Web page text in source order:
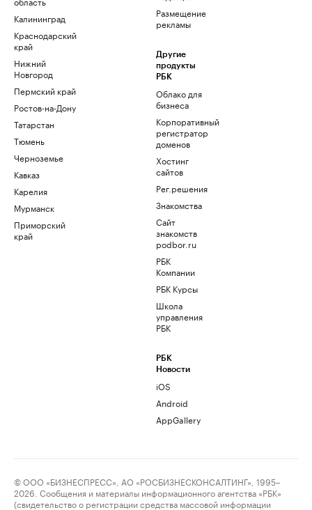
Калининград
Краснодарский
край
Нижний
Новгород
Пермский край
Ростов-на-Дону
Татарстан
Тюмень
Черноземье
Кавказ
Карелия
Мурманск
Приморский
край
Размещение
рекламы
Другие
продукты
РБК
Облако для
бизнеса
Корпоративный
регистратор
доменов
Хостинг
сайтов
Рег.решения
Знакомства
Сайт
знакомств
podbor.ru
РБК
Компании
РБК Курсы
Школа
управления
РБК
РБК
Новости
iOS
Android
AppGallery
© ООО «БИЗНЕСПРЕСС», АО «РОСБИЗНЕСКОНСАЛТИНГ», 1995–
2026. Сообщения и материалы информационного агентства «РБК»
(свидетельство о регистрации средства массовой информации